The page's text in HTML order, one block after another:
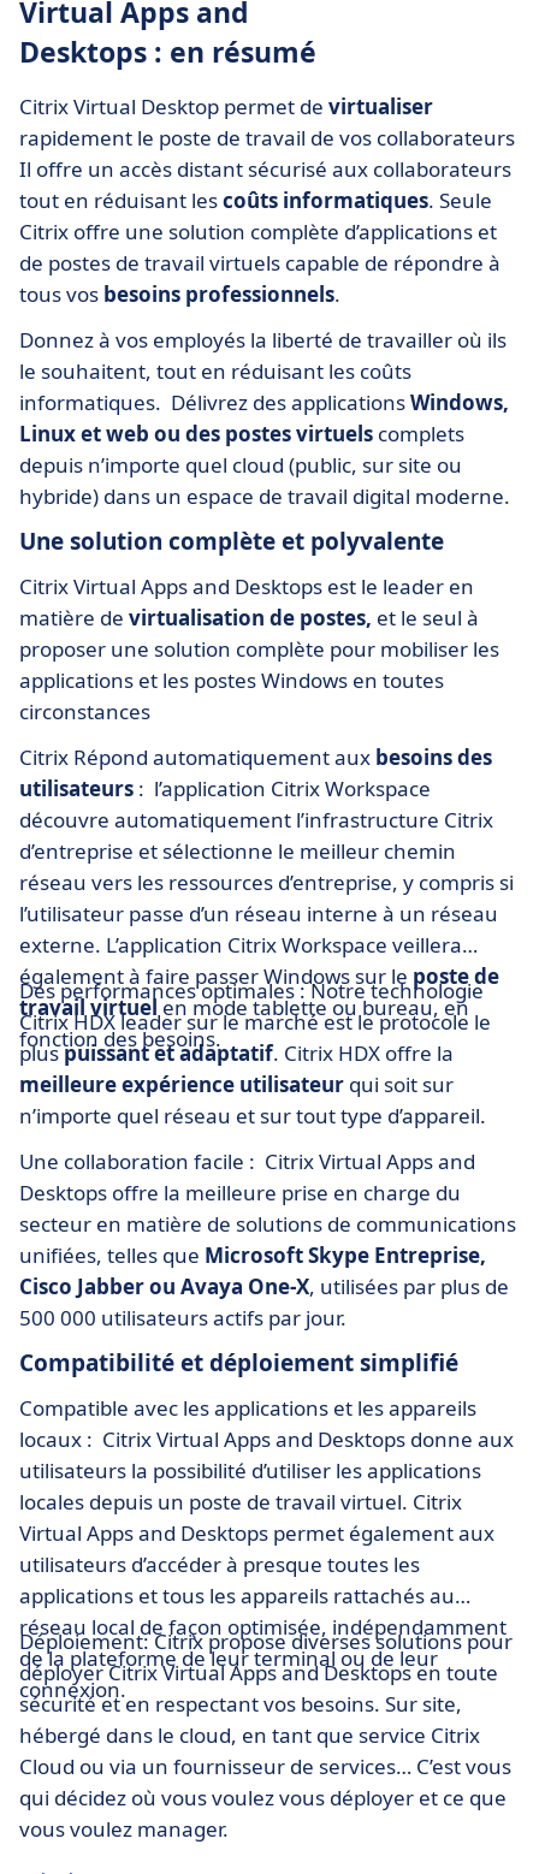
Virtual Apps and
Desktops : en résumé
Citrix Virtual Desktop permet de virtualiser
rapidement le poste de travail de vos collaborateurs
Il offre un accès distant sécurisé aux collaborateurs
tout en réduisant lescoûts informatiques. Seule
Citrix offre une solution complète d’applications et
de postes de travail virtuels capable de répondre à
tous vos besoins professionnels.
Donnez à vos employés la liberté de travailler où ils
le souhaitent, tout en réduisant les coûts
informatiques. Délivrez des applicationsWindows,
Linux et web ou des postes virtuels complets
depuis n’importe quel cloud (public, sur site ou
hybride) dans un espace de travail digital moderne.
Une solution complète et polyvalente
Citrix Virtual Apps and Desktops est le leader en
matière de virtualisation de postes, et le seul à
proposer une solution complète pour mobiliser les
applications et les postes Windows en toutes
circonstances
Citrix Répond automatiquement aux besoins des
utilisateurs : l’application Citrix Workspace
découvre automatiquement l’infrastructure Citrix
d’entreprise et sélectionne le meilleur chemin
réseau vers les ressources d’entreprise, y compris si
l’utilisateur passe d’un réseau interne à un réseau
externe. L’application Citrix Workspace veillera
également à faire passer Windows sur le poste de
travail virtuelen mode tablette ou bureau, en
fonction des besoins.
Des performances optimales : Notre technologie
Citrix HDX leader sur le marché est le protocole le
pluspuissant et adaptatif. Citrix HDX offre la
meilleure expérience utilisateur qui soit sur
n’importe quel réseau et sur tout type d’appareil.
Une collaboration facile : Citrix Virtual Apps and
Desktops offre la meilleure prise en charge du
secteur en matière de solutions de communications
unifiées, telles que Microsoft Skype Entreprise,
Cisco Jabber ou Avaya One-X, utilisées par plus de
500 000 utilisateurs actifs par jour.
Compatibilité et déploiement simplifié
Compatible avec les applications et les appareils
locaux : Citrix Virtual Apps and Desktops donne aux
utilisateurs la possibilité d’utiliser les applications
locales depuis un poste de travail virtuel. Citrix
Virtual Apps and Desktops permet également aux
utilisateurs d’accéder à presque toutes les
applications et tous les appareils rattachés au
réseau local de façon optimisée, indépendamment
de la plateforme de leur terminal ou de leur
connexion.
Déploiement: Citrix propose diverses solutions pour
déployer Citrix Virtual Apps and Desktops en toute
sécurité et en respectant vos besoins. Sur site,
hébergé dans le cloud, en tant que service Citrix
Cloud ou via un fournisseur de services… C’est vous
qui décidez où vous voulez vous déployer et ce que
vous voulez manager.